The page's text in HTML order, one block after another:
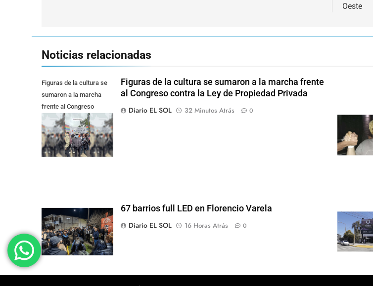
Oeste
Noticias relacionadas
Figuras de la cultura se
sumaron a la marcha
frente al Congreso
contra la Ley de
Propiedad Privada
Figuras de la cultura se sumaron a la marcha frente
al Congreso contra la Ley de Propiedad Privada
Diario EL SOL
32 Minutos Atrás 0
67 barrios full LED en Florencio Varela
Diario EL SOL
16 Horas Atrás 0